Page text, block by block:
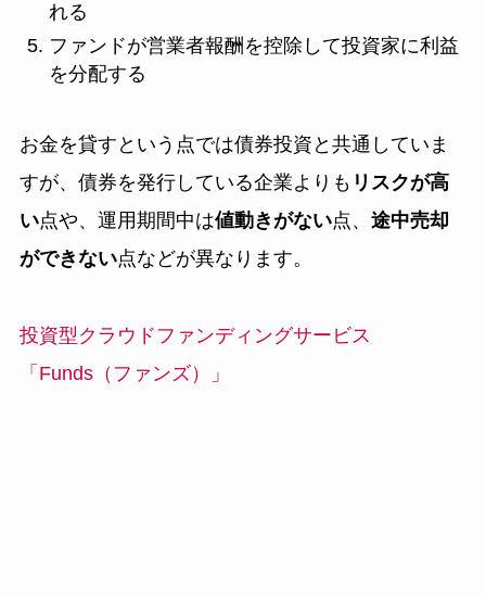
れる
ファンドが営業者報酬を控除して投資家に利益
を分配する
お金を貸すという点では債券投資と共通していま
すが、債券を発行している企業よりも リスクが高
い点や、運用期間中は値動きがない点、 途中売却
ができない点などが異なります。
投資型クラウドファンディングサービス
「Funds（ファンズ）」